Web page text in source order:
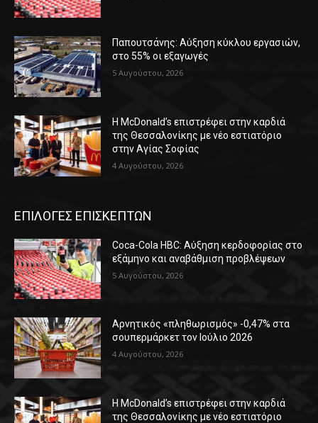
Παπουτσάνης: Αύξηση κύκλου εργασιών,
στο 55% οι εξαγωγές
5 Αυγούστου, 2026
Η McDonald’s επιστρέφει στην καρδιά
της Θεσσαλονίκης με νέο εστιατόριο
στην Αγίας Σοφίας
4 Αυγούστου, 2026
ΕΠΙΛΟΓΕΣ ΕΠΙΣΚΕΠΤΩΝ
Coca-Cola HBC: Αύξηση κερδοφορίας στο
εξάμηνο και αναβάθμιση προβλέψεων
5 Αυγούστου, 2026
Αρνητικός «πληθωρισμός» -0,47% στα
σουπερμάρκετ τον Ιούλιο 2026
4 Αυγούστου, 2026
Η McDonald’s επιστρέφει στην καρδιά
της Θεσσαλονίκης με νέο εστιατόριο